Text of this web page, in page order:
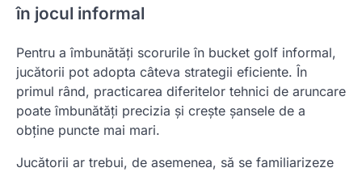
în jocul informal
Pentru a îmbunătăți scorurile în bucket golf informal,
jucătorii pot adopta câteva strategii eficiente. În
primul rând, practicarea diferitelor tehnici de aruncare
poate îmbunătăți precizia și crește șansele de a
obține puncte mai mari.
Jucătorii ar trebui, de asemenea, să se familiarizeze